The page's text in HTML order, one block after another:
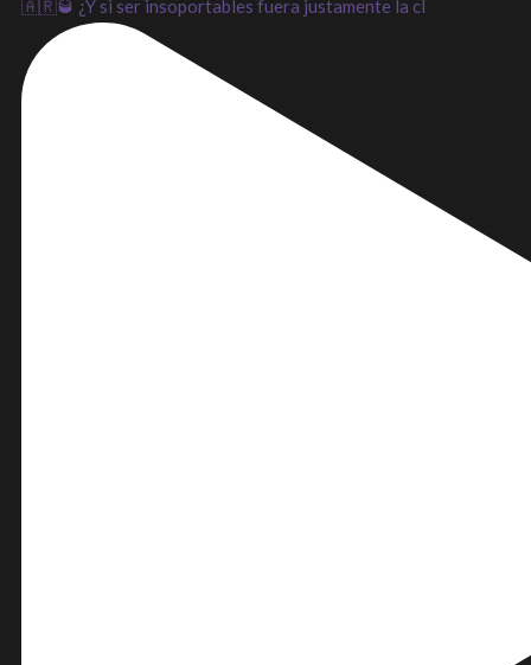
🇦🇷🥃 ¿Y si ser insoportables fuera justamente la cl